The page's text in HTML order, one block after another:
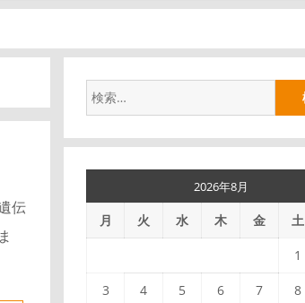
伝
索:
2026年8月
月 火 水 木 金 土
1
3 4 5 6 7 8